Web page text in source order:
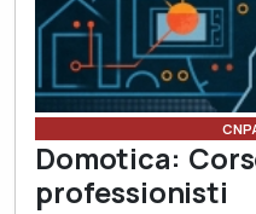
Domotica:
professionisti